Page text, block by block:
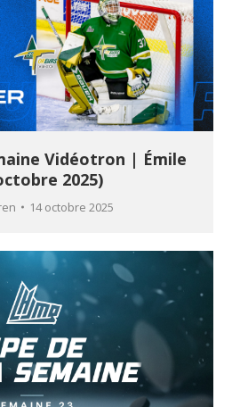
Vidéotron | Émile
2025)
14 octobre 2025